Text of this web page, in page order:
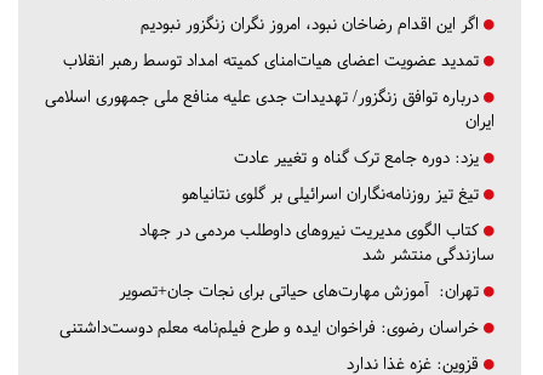
اگر این اقدام رضاخان نبود، امروز نگران زنگزور نبودیم
تمدید عضویت اعضای هیات‌امنای کمیته امداد توسط رهبر انقلاب
درباره توافق زنگزور/ تهدیدات جدی علیه منافع ملی جمهوری اسلامی
ایران
یزد: دوره جامع ترک گناه و تغییر عادت
تیغ تیز روزنامه‌نگاران اسرائیلی بر گلوی نتانیاهو
کتاب الگوی مدیریت نیروهای داوطلب مردمی در جهاد
سازندگی منتشر شد
تهران: آموزش مهارت‌های حیاتی برای نجات جان+تصویر
خراسان رضوی: فراخوان ایده و طرح فیلم‌نامه معلم دوست‌داشتنی
قزوین: غزه غذا ندارد